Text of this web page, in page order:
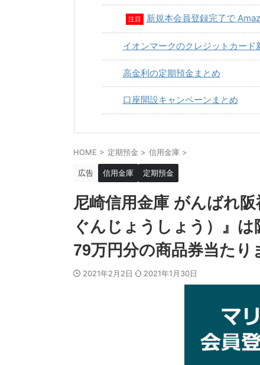
注目 新規本会員登録完了で
イオンマークのクレジットカード
高金利の定期預金まとめ
口座開設キャンペーンまとめ
HOME > 定期預金 > 信用金庫 >
広告 信用金庫 定期預金
尼崎信用金庫 がんばれ
ぐんじょうしょう）』
79万円分の商品券当たり
2021年2月2日 2021年1月30日